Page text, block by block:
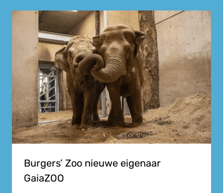
Burgers’ Zoo nieuwe eigenaar
GaiaZOO